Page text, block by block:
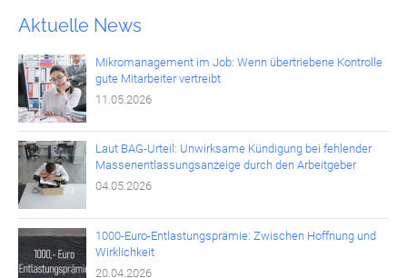
Aktuelle News
Mikromanagement im Job: Wenn übertriebene Kontrolle
gute Mitarbeiter vertreibt
11.05.2026
Laut BAG-Urteil: Unwirksame Kündigung bei fehlender
Massenentlassungsanzeige durch den Arbeitgeber
04.05.2026
1000-Euro-Entlastungsprämie: Zwischen Hoffnung und
Wirklichkeit
20.04.2026